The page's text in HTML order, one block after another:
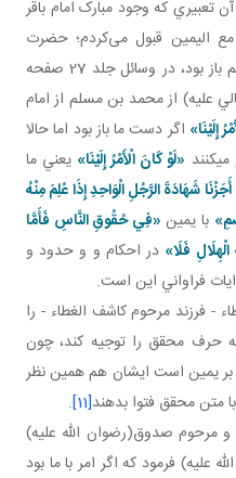
تعبيري که وجود مبارک امام باقر
اليمين قبول می‌کردم؛ حضرت
بالصراحه تعبير مي کند که من اگر دستم باز بود، در وسائل جلد 27 صفحه
عليه) از محمد بن مسلم از امام
إِلَيْنَا» اگر دست ما باز بود اما حالا
کنند «لَوْ كَانَ الْأَمْرُ إِلَيْنَا» يعني ما
أَجَزْنَا شَهَادَةَ الرَّجُلِ الْوَاحِدِ إِذَا عُلِمَ مِنْهُ
با يمين «فِي حُقُوقِ النَّاسِ فَأَمَّا
فَلَا» در احکام و و حدود و
فراواني اين است.
فرزند مرحوم کاشف الغطاء - را
حرف محقق را توجيه کند، چون
بر يمين است ايشان هم همين نظر
متن محقق فتوا بدهند[11]
.
و مرحوم صدوق(رضوان الله عليه)
عليه) فرمود که اگر امر با ما بود